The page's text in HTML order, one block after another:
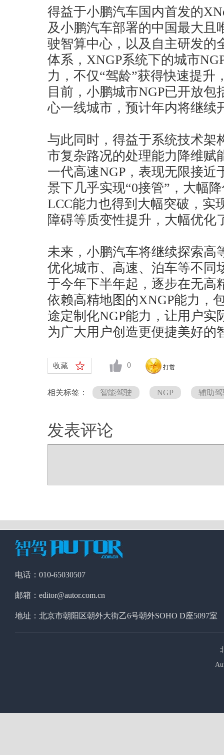
得益于小鹏汽车国内首发的
及小鹏汽车部署的中国最大且
驶智算中心，以及自主研发的
体系，XNGP系统下的城市
力，不仅“驾龄”获得快速提升
目前，小鹏城市NGP已开放
心一线城市，预计年内将继续
与此同时，得益于系统技术架
市复杂路况的处理能力降维赋
一代高速NGP，表现无限接近
景下几乎实现“0接管”，大幅
LCC能力也得到大幅突破，实
障碍等质变性提升，大幅优化
未来，小鹏汽车将继续探索高
优化城市、高速、泊车等不同
于今年下半年起，逐步在无高
依赖高精地图的XNGP能力，
途定制化NGP能力，让用户实
为广大用户创造更便捷美好的
收藏 0 打赏
相关标签： 智能驾驶 NGP 辅助驾
发表评论
电话：010-65030507
邮箱：editor@autor.com.cn
地址：北京市朝阳区朝外大街乙6号朝外SOHO D座5097室